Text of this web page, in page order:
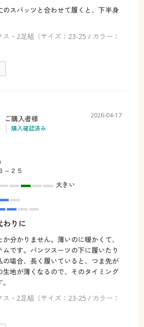
のスパッツと合わせて履くと、下半身
ス・2足組（サイズ：23-25 / カラー：
ご購入者様
購入確認済み
2026-04-17
～２５
大きい
わりに
分かりません。薄いのに暖かくて、
です。パンツスーツの下に履いたり
の場合、長く履いていると、つま先が
生地が薄くなるので、そのタイミング
ス・2足組（サイズ：23-25 / カラー：